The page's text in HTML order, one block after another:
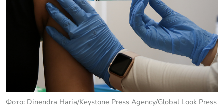
Фото: Dinendra Haria/Keystone Press Agency/Global Look Press